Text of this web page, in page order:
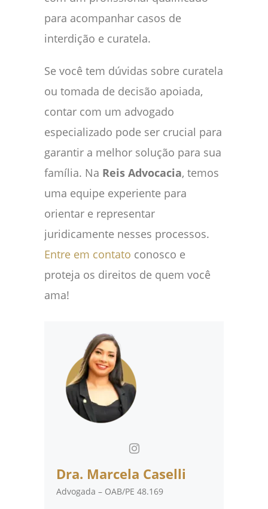
para acompanhar casos de
interdição e curatela.
Se você tem dúvidas sobre curatela
ou tomada de decisão apoiada,
contar com um advogado
especializado pode ser crucial para
garantir a melhor solução para sua
família. Na Reis Advocacia, temos
uma equipe experiente para
orientar e representar
juridicamente nesses processos.
Entre em contato conosco e
proteja os direitos de quem você
ama!
Dra. Marcela Caselli
Advogada – OAB/PE 48.169